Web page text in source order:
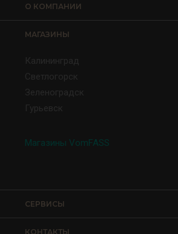
О КОМПАНИИ
МАГАЗИНЫ
Калининград
Светлогорск
Зеленоградск
Гурьевск
Магазины VomFASS
КОНТАКТЫ
СЕРВИСЫ